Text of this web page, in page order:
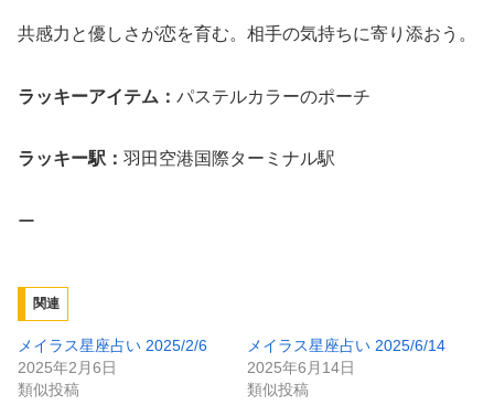
共感力と優しさが恋を育む。相手の気持ちに寄り添おう。
ラッキーアイテム： パステルカラーのポーチ
ラッキー駅： 羽田空港国際ターミナル駅
ー
関連
メイラス星座占い 2025/2/6
2025年2月6日
類似投稿
メイラス星座占い 2025/6/14
2025年6月14日
類似投稿